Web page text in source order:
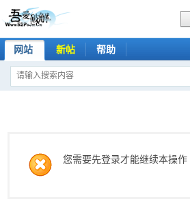
网站 新帖 帮助
您需要先登录才能继续本操作